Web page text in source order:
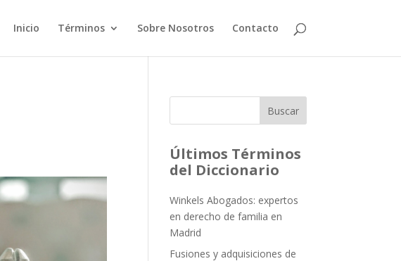
Inicio Términos Sobre Nosotros Contacto
Buscar
Últimos Términos
del Diccionario
Winkels Abogados: expertos
en derecho de familia en
Madrid
Fusiones y adquisiciones de